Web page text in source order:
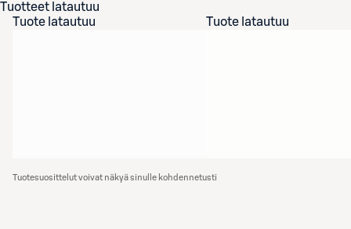
Tuotteet latautuu
Tuote latautuu
Tuote latautuu
Tuotesuosittelut voivat näkyä sinulle kohdennetusti